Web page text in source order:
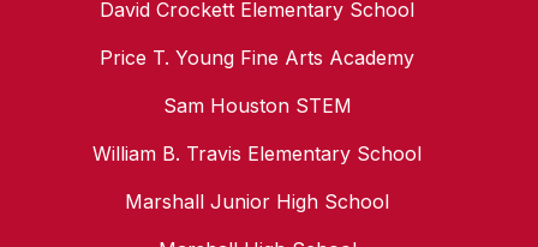
David Crockett Elementary School
Price T. Young Fine Arts Academy
Sam Houston STEM
William B. Travis Elementary School
Marshall Junior High School